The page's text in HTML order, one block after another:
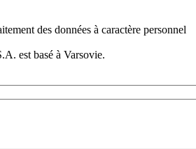
des données à caractère personnel
est basé à Varsovie.